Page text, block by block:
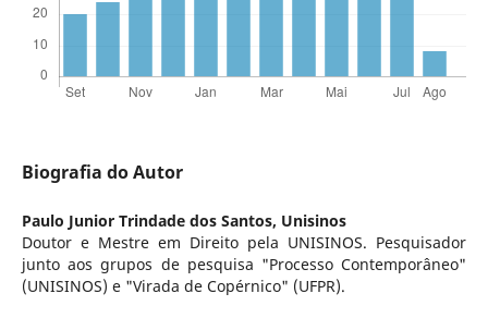
Biografia do Autor
Paulo Junior Trindade dos Santos, Unisinos
Doutor e Mestre em Direito pela UNISINOS. Pesquisador
junto aos grupos de pesquisa "Processo Contemporâneo"
(UNISINOS) e "Virada de Copérnico" (UFPR).